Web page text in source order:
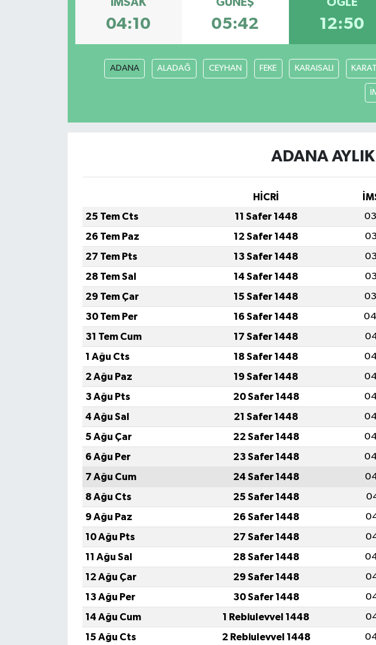
İMSAK
04:10
GÜNEŞ
05:42
ÖĞLE
12:50
ADANA ALADAĞ CEYHAN FEKE KARAISALI
ADANA
HİCRİ
25 Tem Cts
11 Safer 1448
26 Tem Paz
12 Safer 1448
27 Tem Pts
13 Safer 1448
28 Tem Sal
14 Safer 1448
29 Tem Çar
15 Safer 1448
30 Tem Per
16 Safer 1448
31 Tem Cum
17 Safer 1448
1 Ağu Cts
18 Safer 1448
2 Ağu Paz
19 Safer 1448
3 Ağu Pts
20 Safer 1448
4 Ağu Sal
21 Safer 1448
5 Ağu Çar
22 Safer 1448
6 Ağu Per
23 Safer 1448
7 Ağu Cum
24 Safer 1448
8 Ağu Cts
25 Safer 1448
9 Ağu Paz
26 Safer 1448
10 Ağu Pts
27 Safer 1448
11 Ağu Sal
28 Safer 1448
12 Ağu Çar
29 Safer 1448
13 Ağu Per
30 Safer 1448
14 Ağu Cum
1 Rebiulevvel 1448
15 Ağu Cts
2 Rebiulevvel 1448